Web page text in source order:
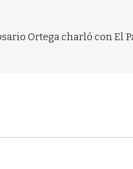
Ortega charló con El